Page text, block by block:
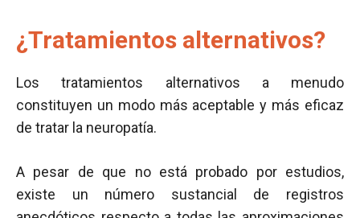
¿Tratamientos alternativos?
Los tratamientos alternativos a menudo
constituyen un modo más aceptable y más eficaz
de tratar la neuropatía.
A pesar de que no está probado por estudios,
existe un número sustancial de registros